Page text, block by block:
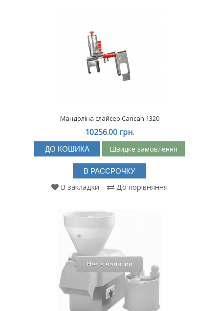
Мандоліна слайсер Cancan 1320
10256.00 грн.
ДО КОШИКА Швидке замовлення
В РАССРОЧКУ
В закладки До порівняння
Нет в наличии